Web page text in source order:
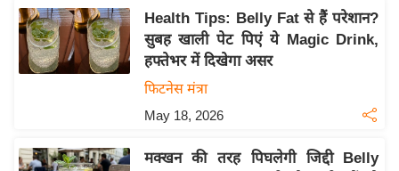
र
मि
सा
मि
Health Tips: Belly Fat से हैं परेशान?
सुबह खाली पेट पिएं ये Magic Drink,
हफ्तेभर में दिखेगा असर
फिटनेस मंत्रा
May 18, 2026
मक्खन की तरह पिघलेगी जिद्दी Belly